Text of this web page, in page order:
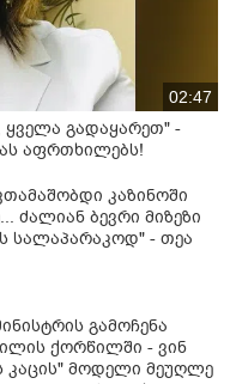
02:47
ყველა გადაყარეთ" -
აფრთხილებს!
კაზინოში
ძალიან ბევრი მიზეზი
სალაპარაკოდ" - თეა
გამოჩენა
ქორწილში - ვინ
კაცის" მოდელი მეუღლე